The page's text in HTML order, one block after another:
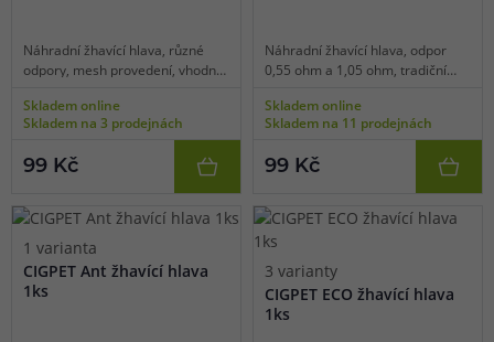
Náhradní žhavící hlava, různé
odpory, mesh provedení, vhodné
balení.
Skladem online
Skladem na 3 prodejnách
99 Kč
Náhradní žhavící hlava, odpor
0,55 ohm a 1,05 ohm, tradiční
vaping, 1ks v balení.
Skladem online
Skladem na 11 prodejnách
99 Kč
1 varianta
CIGPET Ant žhavící hlava
1ks
3 varianty
CIGPET ECO žhavící hlava
1ks